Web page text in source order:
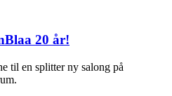
20 år!
til en splitter ny salong på